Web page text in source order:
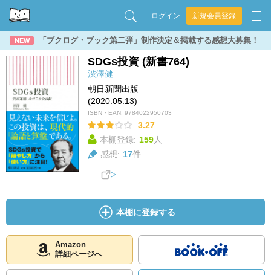
ログイン 新規会員登録
NEW 「ブクログ・ブック第二弾」制作決定＆掲載する感想大募集！
SDGs投資 (新書764)
渋澤健
朝日新聞出版
(2020.05.13)
ISBN・EAN: 9784022950703
3.27
本棚登録: 159人
感想: 17件
本棚に登録する
Amazon
詳細ページへ